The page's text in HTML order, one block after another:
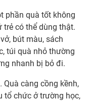
phần quà tốt không
có thể dùng thật.
bút màu, sách
túi quà nhỏ thường
nhanh bị bỏ đi.
càng cồng kềnh,
tổ chức ở trường học,